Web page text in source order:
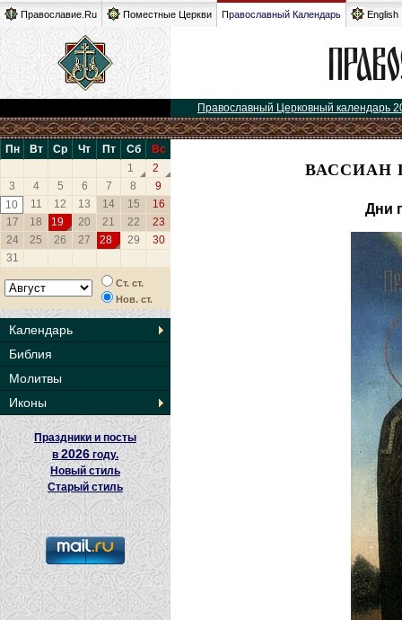
Православие.Ru Поместные Церкви Православный Календарь English
Православный Церковный календарь
Пн Вт Ср Чт Пт Сб
Вс
1
2
3
4 5 6 7 8
9
10
11 12 13 14 15
16
17
18 19 20 21 22
23
24
25 26 27 28 29
30
31
Ст. ст.
Нов. ст.
Календарь
Библия
Молитвы
Иконы
Праздники и посты
в2026 году.
Новый стиль
Старый стиль
ВАССИАН
Дни